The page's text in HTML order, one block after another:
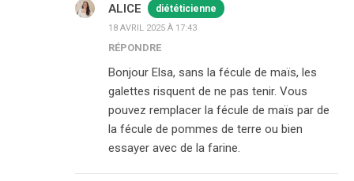
ALICE diététicienne
18 AVRIL 2025 À 17:43
RÉPONDRE
Bonjour Elsa, sans la fécule de maïs, les
galettes risquent de ne pas tenir. Vous
pouvez remplacer la fécule de maïs par de
la fécule de pommes de terre ou bien
essayer avec de la farine.